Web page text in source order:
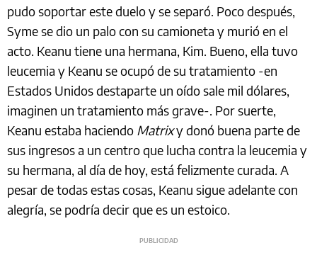
pudo soportar este duelo y se separó. Poco después,
Syme se dio un palo con su camioneta y murió en el
acto. Keanu tiene una hermana, Kim. Bueno, ella tuvo
leucemia y Keanu se ocupó de su tratamiento -en
Estados Unidos destaparte un oído sale mil dólares,
imaginen un tratamiento más grave-. Por suerte,
Keanu estaba haciendo Matrixy donó buena parte de
sus ingresos a un centro que lucha contra la leucemia y
su hermana, al día de hoy, está felizmente curada. A
pesar de todas estas cosas, Keanu sigue adelante con
alegría, se podría decir que es un estoico.